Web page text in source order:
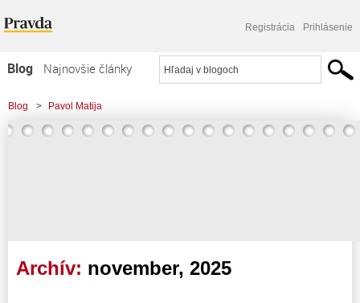
Registrácia Prihlásenie
Blog
Najnovšie články
Najčítanejšie články
Najkomentovanejšie články
Blog > Pavol Matija
Archív: november, 2025